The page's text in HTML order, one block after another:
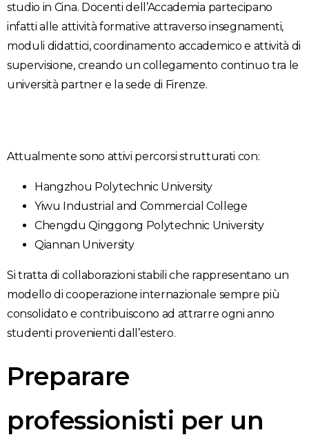
studio in Cina. Docenti dell’Accademia partecipano
infatti alle attività formative attraverso insegnamenti,
moduli didattici, coordinamento accademico e attività di
supervisione, creando un collegamento continuo tra le
università partner e la sede di Firenze.
Attualmente sono attivi percorsi strutturati con:
Hangzhou Polytechnic University
Yiwu Industrial and Commercial College
Chengdu Qinggong Polytechnic University
Qiannan University
Si tratta di collaborazioni stabili che rappresentano un
modello di cooperazione internazionale sempre più
consolidato e contribuiscono ad attrarre ogni anno
studenti provenienti dall’estero.
Preparare
professionisti per un